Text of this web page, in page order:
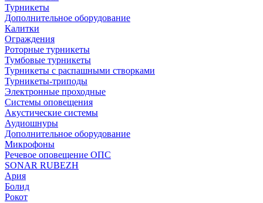
Турникеты
Дополнительное оборудование
Калитки
Ограждения
Роторные турникеты
Тумбовые турникеты
Турникеты с распашными створками
Турникеты-триподы
Электронные проходные
Системы оповещения
Акустические системы
Аудиошнуры
Дополнительное оборудование
Микрофоны
Речевое оповещение ОПС
SONAR RUBEZH
Ария
Болид
Рокот